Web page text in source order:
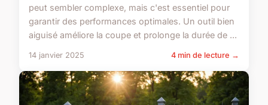
peut sembler complexe, mais c'est essentiel pour
garantir des performances optimales. Un outil bien
aiguisé améliore la coupe et prolonge la durée de ...
14 janvier 2025 4 min de lecture →